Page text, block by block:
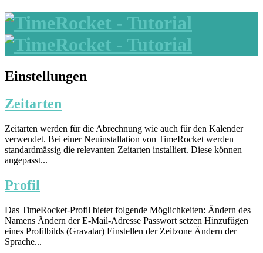
Einstellungen
Zeitarten
Zeitarten werden für die Abrechnung wie auch für den Kalender
verwendet. Bei einer Neuinstallation von TimeRocket werden
standardmässig die relevanten Zeitarten installiert. Diese können
angepasst...
Profil
Das TimeRocket-Profil bietet folgende Möglichkeiten: Ändern des
Namens Ändern der E-Mail-Adresse Passwort setzen Hinzufügen
eines Profilbilds (Gravatar) Einstellen der Zeitzone Ändern der
Sprache...